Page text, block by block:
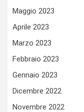
Maggio 2023
Aprile 2023
Marzo 2023
Febbraio 2023
Gennaio 2023
Dicembre 2022
Novembre 2022